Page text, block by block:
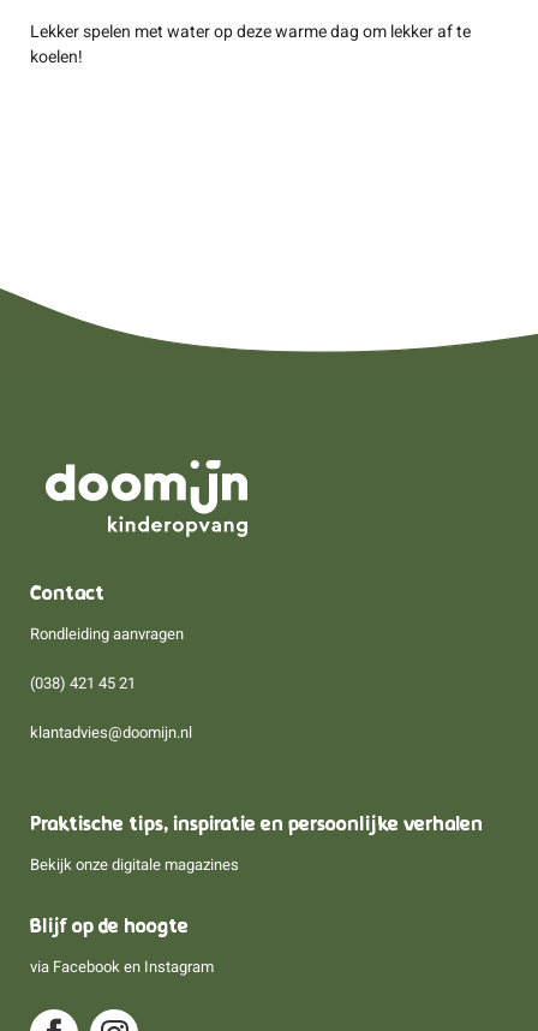
Lekker spelen met water op deze warme dag om lekker af te
koelen!
Contact
Rondleiding aanvragen
(038) 421 45 21
klantadvies@doomijn.nl
Praktische tips, inspiratie en persoonlijke verhalen
Bekijk onze digitale magazines
Blijf op de hoogte
via Facebook en Instagram